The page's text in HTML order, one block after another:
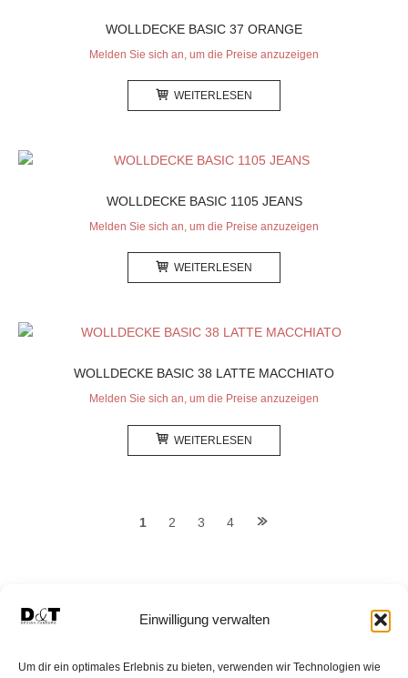
Einwilligung verwalten
Um dir ein optimales Erlebnis zu bieten, verwenden wir Technologien wie
WOLLDECKE BASIC 37 ORANGE
Melden Sie sich an, um die Preise anzuzeigen
WEITERLESEN
WOLLDECKE BASIC 1105 JEANS
Melden Sie sich an, um die Preise anzuzeigen
WEITERLESEN
WOLLDECKE BASIC 38 LATTE MACCHIATO
Melden Sie sich an, um die Preise anzuzeigen
WEITERLESEN
1 2 3 4